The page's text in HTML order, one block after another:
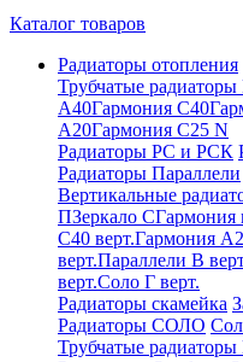
Каталог товаров
Радиаторы отопления
Трубчатые
А40Гармония С40
А20Гармония С25 N
Радиаторы РС и РСК
Радиаторы Параллели
Вертикальные
ПЗеркало СГармония
С40 верт.Гармония
верт.Параллели В
верт.Соло Г верт.
Радиаторы скамейка
Радиаторы СОЛО
Трубчатые радиаторы